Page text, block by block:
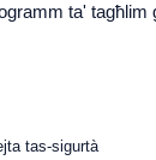
ta'
tas-sigurtà